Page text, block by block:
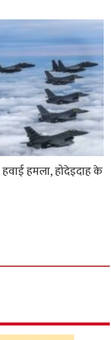
हमला, होदेइदाह के